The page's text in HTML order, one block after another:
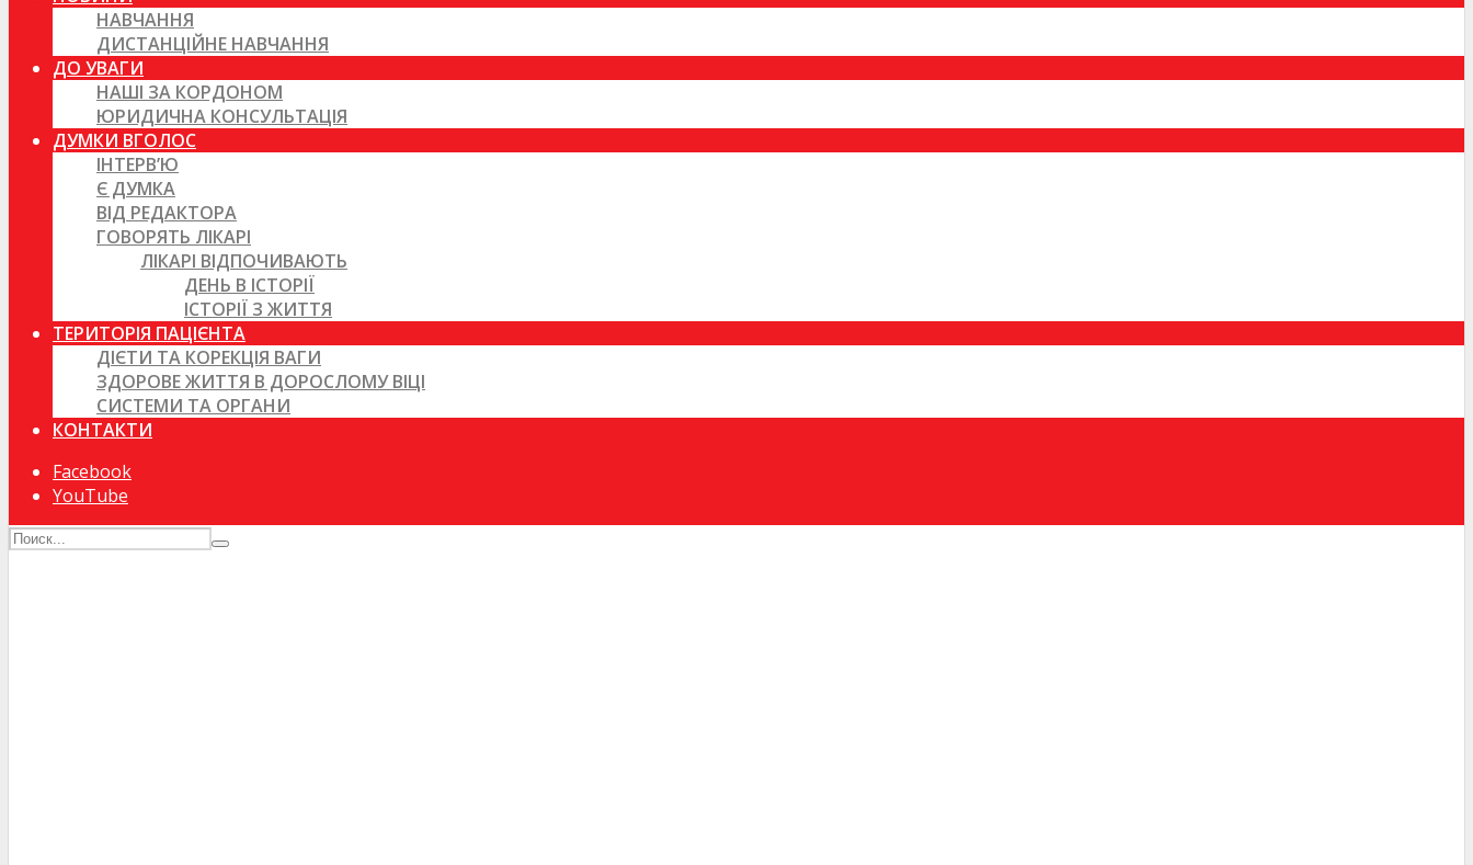
НАВЧАННЯ
ДИСТАНЦІЙНЕ НАВЧАННЯ
ДО УВАГИ
НАШІ ЗА КОРДОНОМ
ЮРИДИЧНА КОНСУЛЬТАЦІЯ
ДУМКИ ВГОЛОС
ІНТЕРВ’Ю
Є ДУМКА
ВІД РЕДАКТОРА
ГОВОРЯТЬ ЛІКАРІ
ЛІКАРІ ВІДПОЧИВАЮТЬ
ДЕНЬ В ІСТОРІЇ
ІСТОРІЇ З ЖИТТЯ
ТЕРИТОРІЯ ПАЦІЄНТА
ДІЄТИ ТА КОРЕКЦІЯ ВАГИ
ЗДОРОВЕ ЖИТТЯ В ДОРОСЛОМУ ВІЦІ
СИСТЕМИ ТА ОРГАНИ
КОНТАКТИ
Facebook
YouTube